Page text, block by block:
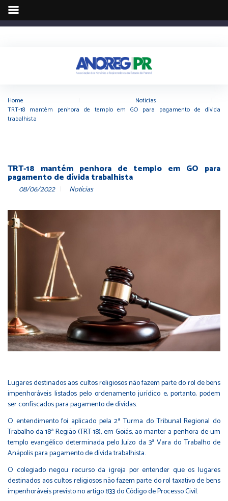
Home Notícias
TRT-18 mantém penhora de templo em GO para pagamento de dívida
trabalhista
TRT-18 mantém penhora de templo em GO para
pagamento de dívida trabalhista
08/06/2022 Notícias
Lugares destinados aos cultos religiosos não fazem parte do rol de bens
impenhoráveis listados pelo ordenamento jurídico e, portanto, podem
ser confiscados para pagamento de dívidas.
O entendimento foi aplicado pela 2ª Turma do Tribunal Regional do
Trabalho da 18ª Região (TRT-18), em Goiás, ao manter a penhora de um
templo evangélico determinada pelo Juízo da 3ª Vara do Trabalho de
Anápolis para pagamento de dívida trabalhista.
O colegiado negou recurso da igreja por entender que os lugares
destinados aos cultos religiosos não fazem parte do rol taxativo de bens
impenhoráveis previsto no artigo 833 do Código de Processo Civil.